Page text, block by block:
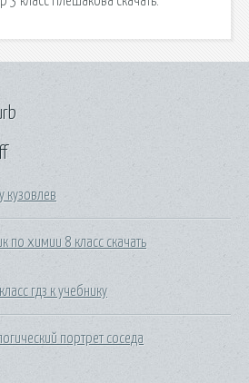
кузовлев
по химии 8 класс скачать
гдз к учебнику
портрет соседа